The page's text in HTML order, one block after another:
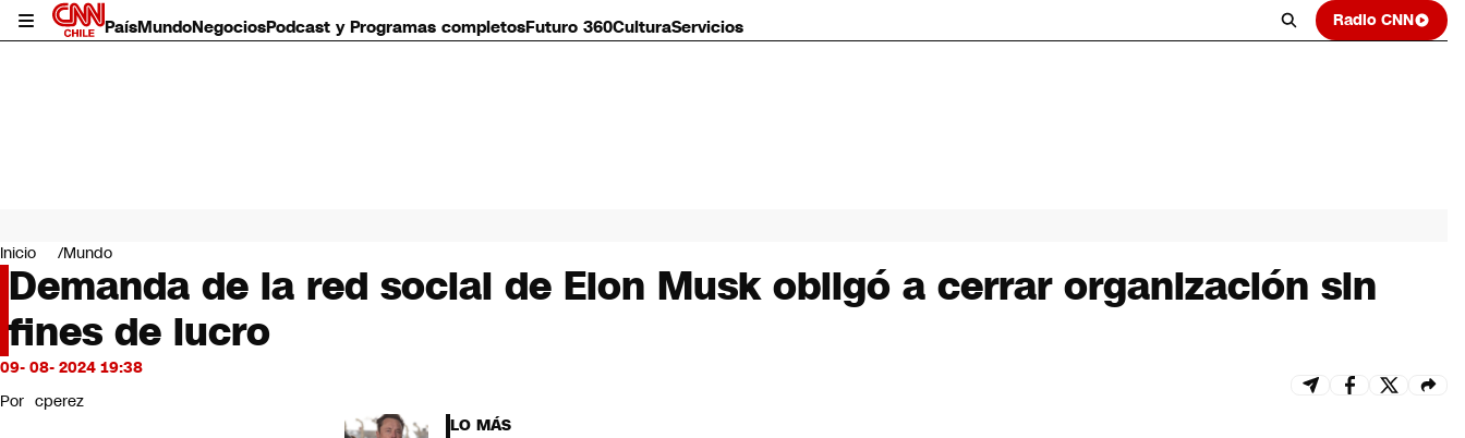
PaísMundoNegociosPodcast y Programas completosFuturo 360CulturaServicios Radio CNN
Mundo
Negocios
Deportes
Programas completos
Cultura
Servicios
CNN Data
Inicio Mundo
Demanda de la red social de Elon Musk obligó a cerrar organización sin
fines de lucro
09- 08- 2024 19:38
Por cperez
LO MÁS